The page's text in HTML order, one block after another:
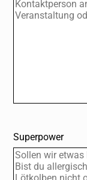
Superpower
Impressum